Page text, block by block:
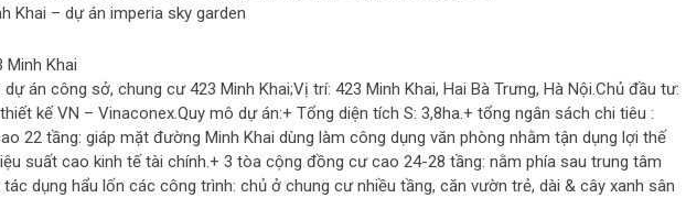
Khai – dự án imperia sky garden
Khai
án công sở, chung cư 423 Minh Khai;Vị trí: 423 Minh Khai, Hai Bà Trưng, Hà Nội.Chủ đầu tư:
kế VN – Vinaconex.Quy mô dự án:+ Tổng diện tích S: 3,8ha.+ tổng ngân sách chi tiêu :
22 tầng: giáp mặt đường Minh Khai dùng làm công dụng văn phòng nhằm tận dụng lợi thế
suất cao kinh tế tài chính.+ 3 tòa cộng đồng cư cao 24-28 tầng: nằm phía sau trung tâm
dụng hẩu lốn các công trình: chủ ở chung cư nhiều tầng, căn vườn trẻ, dài & cây xanh sân